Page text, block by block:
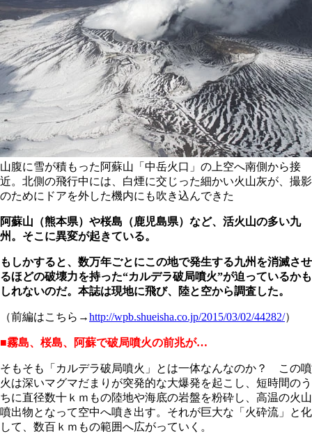
山腹に雪が積もった阿蘇山「中岳火口」の上空へ南側から接
近。北側の飛行中には、白煙に交じった細かい火山灰が、撮影
のためにドアを外した機内にも吹き込んできた
阿蘇山（熊本県）や桜島（鹿児島県）など、活火山の多い九
州。そこに異変が起きている。
もしかすると、数万年ごとにこの地で発生する九州を消滅させ
るほどの破壊力を持った“カルデラ破局噴火”が迫っているかも
しれないのだ。本誌は現地に飛び、陸と空から調査した。
（前編はこちら→http://wpb.shueisha.co.jp/2015/03/02/44282/）
■霧島、桜島、阿蘇で破局噴火の前兆が…
そもそも「カルデラ破局噴火」とは一体なんなのか？ この噴
火は深いマグマだまりが突発的な大爆発を起こし、短時間のう
ちに直径数十ｋｍもの陸地や海底の岩盤を粉砕し、高温の火山
噴出物となって空中へ噴き出す。それが巨大な「火砕流」と化
して、数百ｋｍもの範囲へ広がっていく。